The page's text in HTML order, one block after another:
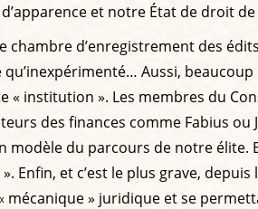
et notre État de droit
d’enregistrement des
Aussi,
« institution ». Les membres du
des finances comme Fabius ou
du parcours de notre élite.
et c’est le plus grave,
» juridique et se